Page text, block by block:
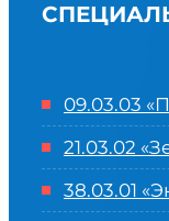
09.03.03
21.03.02
38.03.01